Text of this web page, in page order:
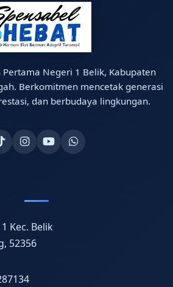
Negeri 1 Belik, Kabupaten
Berkomitmen mencetak generasi
dan berbudaya lingkungan.
Kec. Belik
52356